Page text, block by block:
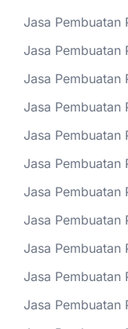
Jasa Pembuatan
Jasa Pembuatan
Jasa Pembuatan
Jasa Pembuatan
Jasa Pembuatan
Jasa Pembuatan
Jasa Pembuatan
Jasa Pembuatan
Jasa Pembuatan
Jasa Pembuatan
Jasa Pembuatan